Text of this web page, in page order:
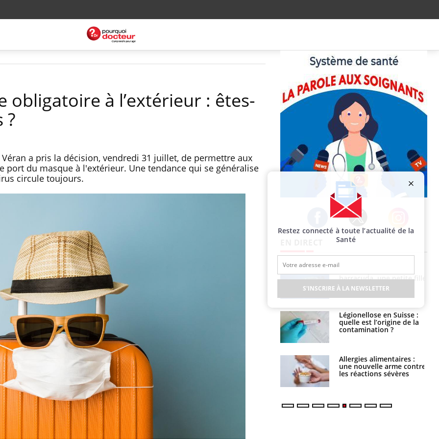
obligatoire à l’extérieur : êtes-
?
a pris la décision, vendredi 31 juillet, de permettre aux
port du masque à l'extérieur. Une tendance qui se généralise
circule toujours.
Facebook Twitter Instagram
Fortes chaleurs :
pourquoi le risque de
noyade grimpe-t-il ?
Le Viagra pourrait-il
freiner la propagation du
cancer ?
Pourquoi manger moins
de protéines pourrait
finalement être bénéfique
barracuda, une petite fille
secourue grâce à un
réflexe essentiel
Légionellose en Suisse :
quelle est l’origine de la
contamination ?
Allergies alimentaires :
une nouvelle arme contre
les réactions sévères
Restez connecté à toute l’actualité de la
Santé
S'INSCRIRE À LA NEWSLETTER